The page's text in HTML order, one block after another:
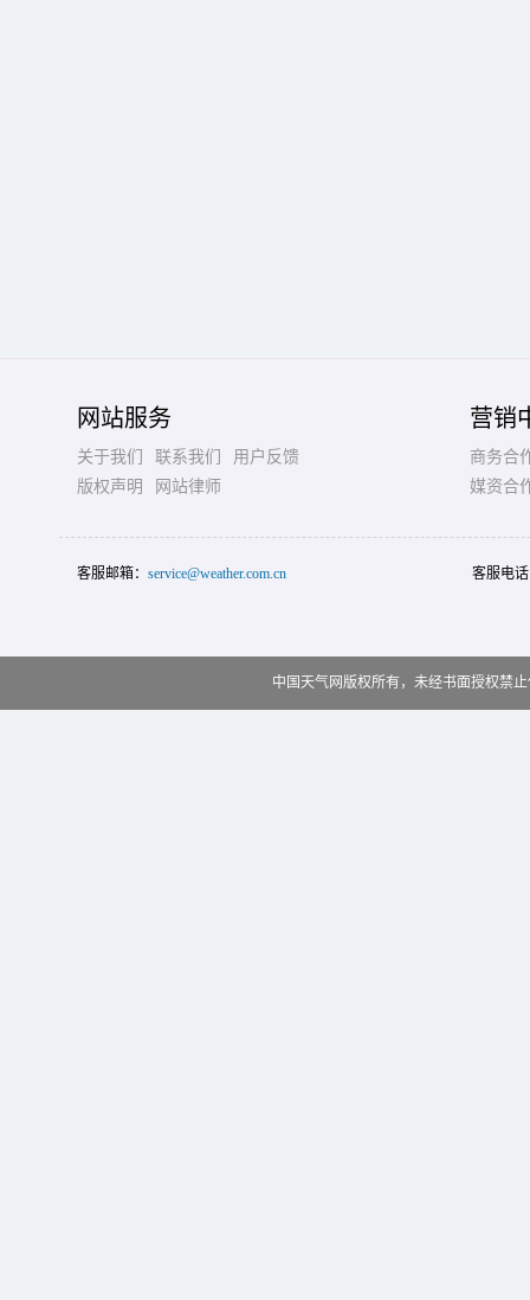
网站服务
关于我们 联系我们
用户反馈
版权声明
网站律师
营销
商务合
媒资合
客服邮箱： service@weather.com.cn 客服电
中国天气网版权所有，未经书面授权